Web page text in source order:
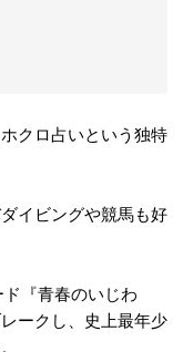
クロ占いという独特
イビングや競馬も好
『青春のいじわ
ークし、史上最年少